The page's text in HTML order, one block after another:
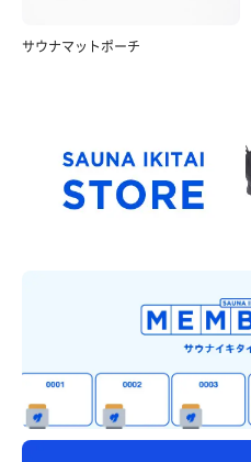
サウナマットポーチ